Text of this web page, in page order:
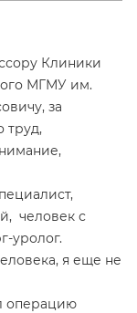
Клиники
МГМУ им.
за
труд,
человек с
уролог.
я еще не
операцию